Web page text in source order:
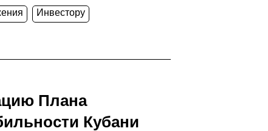
Инвестору
Плана
Кубани